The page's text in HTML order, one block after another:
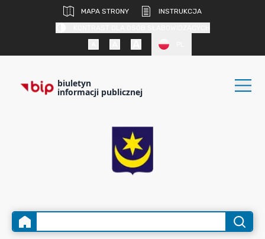
MAPA STRONY
INSTRUKCJA
biuletyn
informacji publicznej